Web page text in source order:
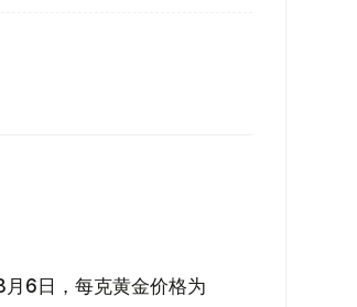
6日，每克黄金价格为